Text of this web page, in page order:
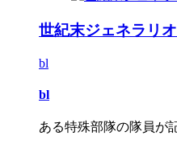
世紀末ジェネラリ
bl
bl
ある特殊部隊の隊員が